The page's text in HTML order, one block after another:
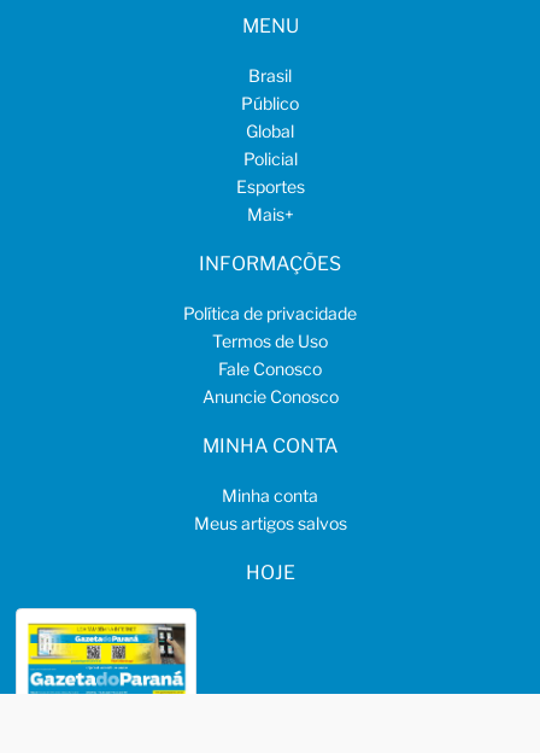
MENU
Brasil
Público
Global
Policial
Esportes
Mais+
INFORMAÇÕES
Política de privacidade
Termos de Uso
Fale Conosco
Anuncie Conosco
MINHA CONTA
Minha conta
Meus artigos salvos
HOJE